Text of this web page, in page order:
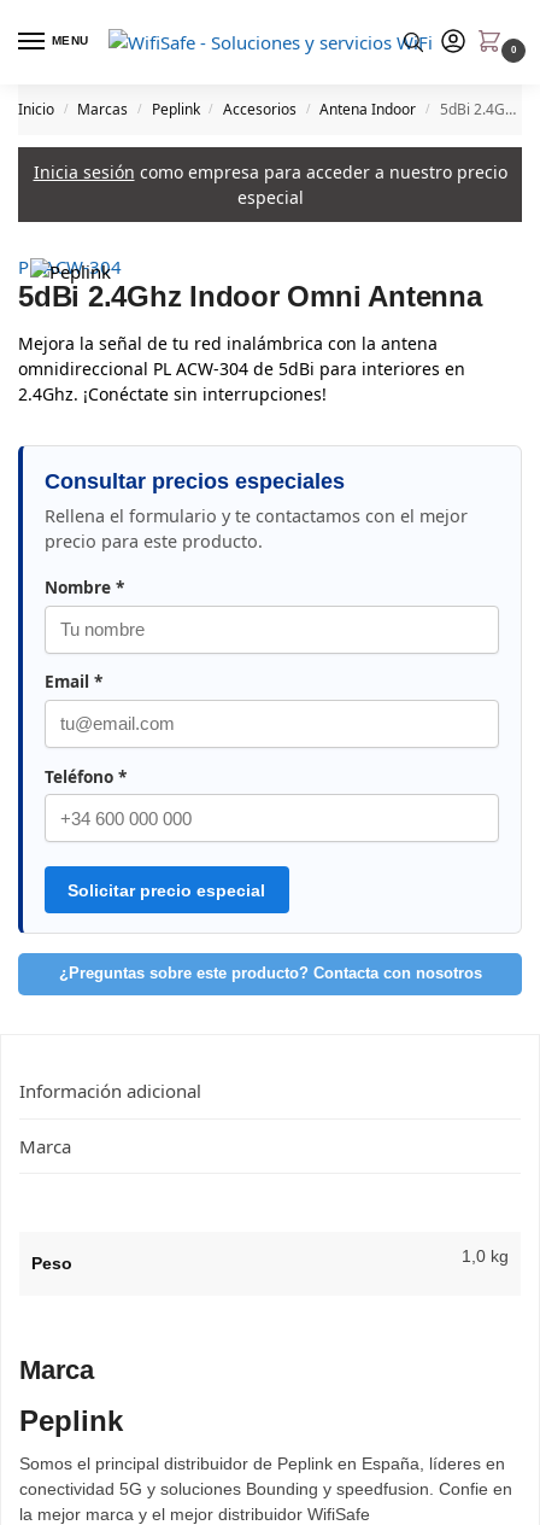
MENU
0
Inicio / Marcas / Peplink / Accesorios / Antena Indoor / 5dBi 2.4Ghz Indoor Omni Antenna
Inicia sesión como empresa para acceder a nuestro precio
especial
PL ACW-304
5dBi 2.4Ghz Indoor Omni Antenna
Mejora la señal de tu red inalámbrica con la antena
omnidireccional PL ACW-304 de 5dBi para interiores en
2.4Ghz. ¡Conéctate sin interrupciones!
Consultar precios especiales
Rellena el formulario y te contactamos con el mejor
precio para este producto.
Nombre *
Email *
Teléfono *
Solicitar precio especial
¿Preguntas sobre este producto? Contacta con nosotros
Información adicional
Marca
Peso 1,0 kg
Marca
Peplink
Somos el principal distribuidor de Peplink en España, líderes en
conectividad 5G y soluciones Bounding y speedfusion. Confie en
la mejor marca y el mejor distribuidor WifiSafe